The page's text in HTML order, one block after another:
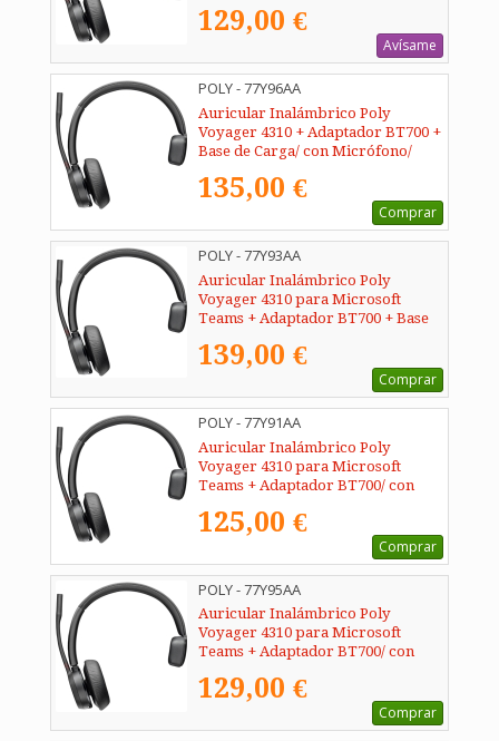
129,00 €
Avísame
POLY - 77Y96AA
Auricular Inalámbrico Poly
Voyager 4310 + Adaptador BT700 +
Base de Carga/ con Micrófono/
135,00 €
Comprar
POLY - 77Y93AA
Auricular Inalámbrico Poly
Voyager 4310 para Microsoft
Teams + Adaptador BT700 + Base
Bluetooth/ Negro
139,00 €
Comprar
POLY - 77Y91AA
Auricular Inalámbrico Poly
Voyager 4310 para Microsoft
Teams + Adaptador BT700/ con
125,00 €
Comprar
POLY - 77Y95AA
Auricular Inalámbrico Poly
Voyager 4310 para Microsoft
Teams + Adaptador BT700/ con
129,00 €
Comprar